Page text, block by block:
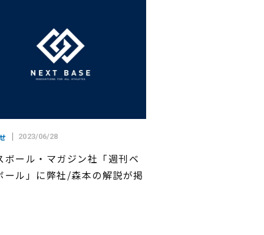
2023/06/28
ボール・マガジン社「週刊ベ
ール」に弊社/森本の解説が掲